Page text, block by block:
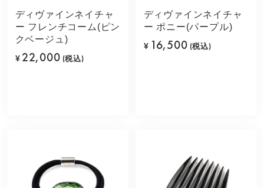
ディヴァインネイチャ
ー フレンチコーム(ピン
クベージュ)
¥ 22,000 (税込)
ディヴァインネイチャ
ー ポニー(パープル)
¥ 16,500 (税込)